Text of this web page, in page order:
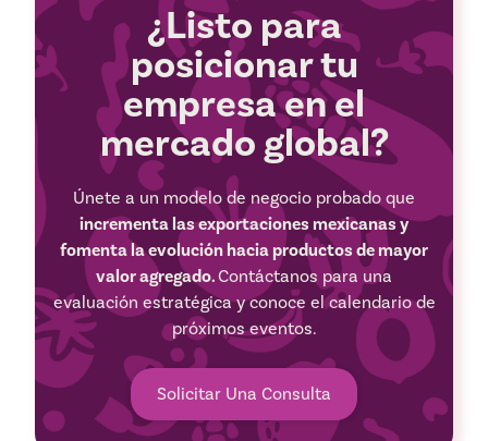
¿Listo para
posicionar tu
empresa en el
mercado global?
Únete a un modelo de negocio probado que
incrementa las exportaciones mexicanas y
fomenta la evolución hacia productos de mayor
valor agregado.Contáctanos para una
evaluación estratégica y conoce el calendario de
próximos eventos.
Solicitar Una Consulta